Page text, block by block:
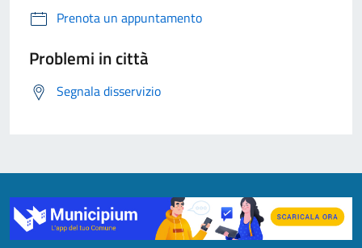
Prenota un appuntamento
Problemi in città
Segnala disservizio